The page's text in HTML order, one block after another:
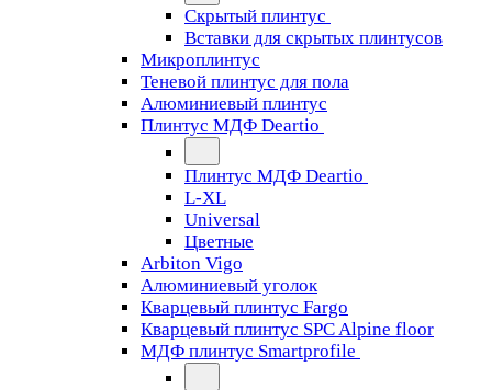
Скрытый плинтус
Вставки для скрытых плинтусов
Микроплинтус
Теневой плинтус для пола
Алюминиевый плинтус
Плинтус МДФ Deartio
Плинтус МДФ Deartio
L-XL
Universal
Цветные
Arbiton Vigo
Алюминиевый уголок
Кварцевый плинтус Fargo
Кварцевый плинтус SPC Alpine floor
МДФ плинтус Smartprofile